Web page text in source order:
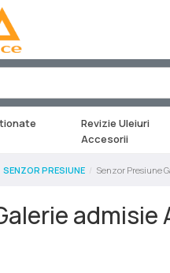
Revizie Uleiuri
Accesorii
SENZOR PRESIUNE Senzor Presiune
admisie